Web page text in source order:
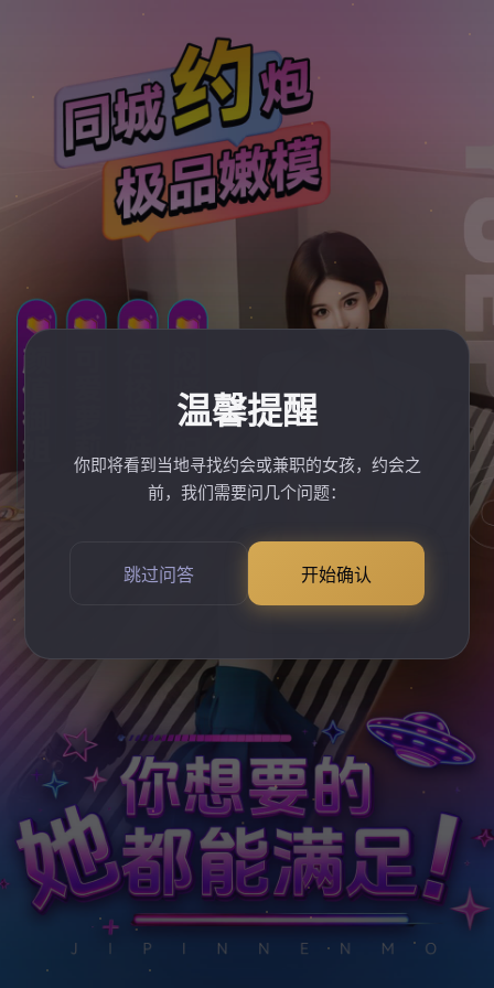
温馨提醒
你即将看到当地寻找约会或兼职的女孩，约会之
前，我们需要问几个问题：
跳过问答 开始确认